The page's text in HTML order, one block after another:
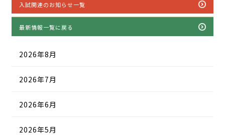
入試関連のお知らせ一覧
最新情報一覧に戻る
2026年8月
2026年7月
2026年6月
2026年5月